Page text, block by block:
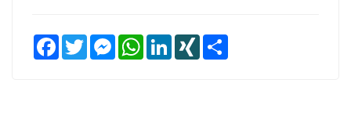
FacebookTwitter MessengerWhatsAppLinkedInXING